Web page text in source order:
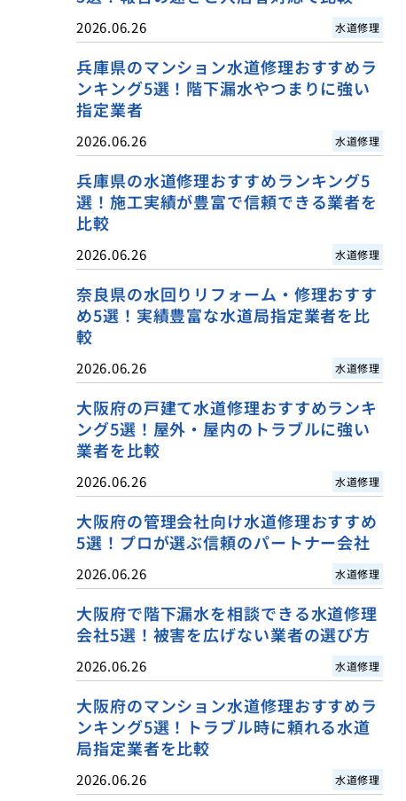
2026.06.26 水道修理
兵庫県のマンション水道修理おすすめラ
ンキング5選！階下漏水やつまりに強い
指定業者
2026.06.26 水道修理
兵庫県の水道修理おすすめランキング5
選！施工実績が豊富で信頼できる業者を
比較
2026.06.26 水道修理
奈良県の水回りリフォーム・修理おすす
め5選！実績豊富な水道局指定業者を比
較
2026.06.26 水道修理
大阪府の戸建て水道修理おすすめランキ
ング5選！屋外・屋内のトラブルに強い
業者を比較
2026.06.26 水道修理
大阪府の管理会社向け水道修理おすすめ
5選！プロが選ぶ信頼のパートナー会社
2026.06.26 水道修理
大阪府で階下漏水を相談できる水道修理
会社5選！被害を広げない業者の選び方
2026.06.26 水道修理
大阪府のマンション水道修理おすすめラ
ンキング5選！トラブル時に頼れる水道
局指定業者を比較
2026.06.26 水道修理